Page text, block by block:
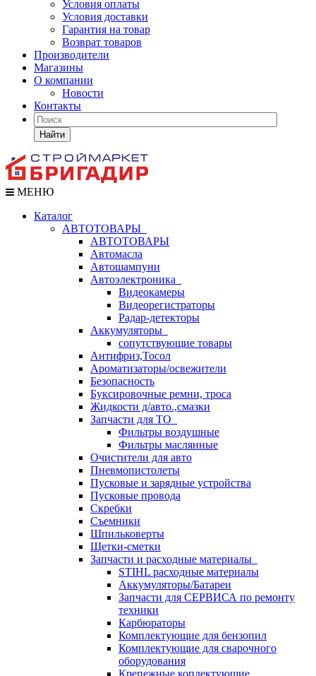
Условия оплаты
Условия доставки
Гарантия на товар
Возврат товаров
Производители
Магазины
О компании
Новости
Контакты
Найти
МЕНЮ
Каталог
АВТОТОВАРЫ
АВТОТОВАРЫ
Автомасла
Автошампуни
Автоэлектроника
Видеокамеры
Видеорегистраторы
Радар-детекторы
Аккумуляторы
сопутствующие товары
Антифриз,Тосол
Ароматизаторы/освежители
Безопасность
Буксировочные ремни, троса
Жидкости д/авто.,смазки
Запчасти для ТО
Фильтры воздушные
Фильтры маслянные
Очистители для авто
Пневмопистолеты
Пусковые и зарядные устройства
Пусковые провода
Скребки
Съемники
Шпильковерты
Щетки-сметки
Запчасти и расходные материалы
STIHL расходные материалы
Аккумуляторы/Батареи
Запчасти для СЕРВИСА по ремонту
техники
Карбюраторы
Комплектующие для бензопил
Комплектующие для сварочного
оборудования
Крепежные коплектующие